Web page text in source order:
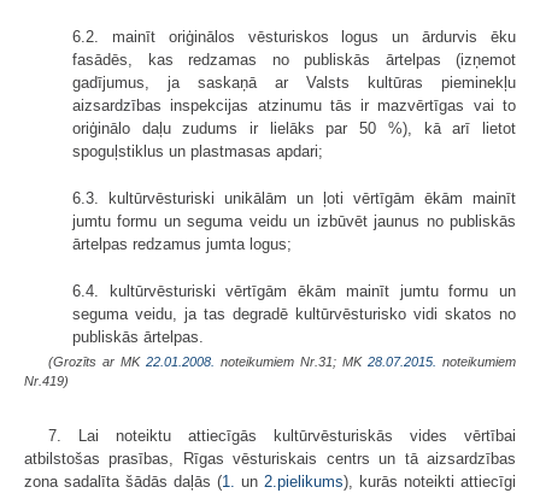
6.2. mainīt oriģinālos vēsturiskos logus un ārdurvis ēku
fasādēs, kas redzamas no publiskās ārtelpas (izņemot
gadījumus, ja saskaņā ar Valsts kultūras pieminekļu
aizsardzības inspekcijas atzinumu tās ir mazvērtīgas vai to
oriģinālo daļu zudums ir lielāks par 50 %), kā arī lietot
spoguļstiklus un plastmasas apdari;
6.3. kultūrvēsturiski unikālām un ļoti vērtīgām ēkām mainīt
jumtu formu un seguma veidu un izbūvēt jaunus no publiskās
ārtelpas redzamus jumta logus;
6.4. kultūrvēsturiski vērtīgām ēkām mainīt jumtu formu un
seguma veidu, ja tas degradē kultūrvēsturisko vidi skatos no
publiskās ārtelpas.
(Grozīts ar MK 22.01.2008. noteikumiem Nr.31; MK 28.07.2015.
noteikumiem
Nr.419)
7. Lai noteiktu attiecīgās kultūrvēsturiskās vides vērtībai
atbilstošas prasības, Rīgas vēsturiskais centrs un tā aizsardzības
zona sadalīta šādās daļās (1. un 2.pielikums), kurās noteikti attiecīgi